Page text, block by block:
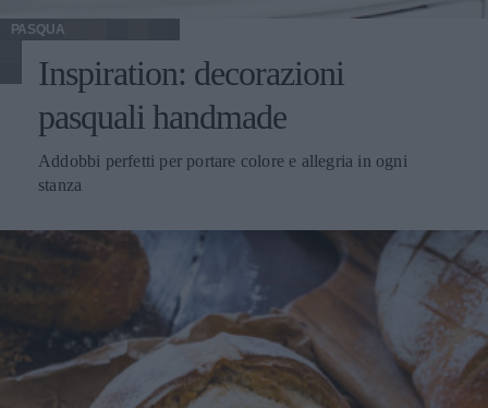
PASQUA
Inspiration: decorazioni
pasquali handmade
Addobbi perfetti per portare colore e allegria in ogni
stanza